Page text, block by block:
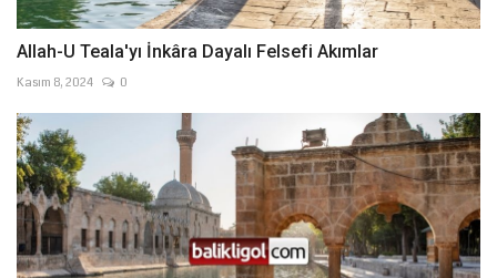
Allah-U Teala'yı İnkâra Dayalı Felsefi Akımlar
Kasım 8, 2024 0